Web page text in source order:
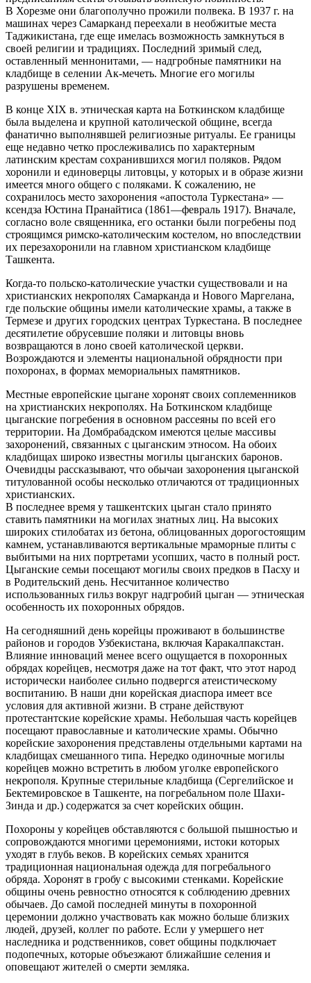
В Хорезме они благополучно прожили полвека. В 1937 г. на
машинах через Самарканд переехали в необжитые места
Таджикистана, где еще имелась возможность замкнуться в
своей религии и традициях. Последний зримый след,
оставленный меннонитами, — надгробные памятники на
кладбище в селении Ак-мечеть. Многие его могилы
разрушены временем.
В конце XIX в. этническая карта на Боткинском кладбище
была выделена и крупной католической общине, всегда
фанатично выполнявшей религиозные ритуалы. Ее границы
еще недавно четко прослеживались по характерным
латинским крестам сохранившихся могил поляков. Рядом
хоронили и единоверцы литовцы, у которых и в образе жизни
имеется много общего с поляками. К сожалению, не
сохранилось место захоронения «апостола Туркестана» —
ксендза Юстина Пранайтиса (1861—февраль 1917). Вначале,
согласно воле священника, его останки были погребены под
строящимся римско-католическим костелом, но впоследствии
их перезахоронили на главном христианском кладбище
Ташкента.
Когда-то польско-католические участки существовали и на
христианских некрополях Самарканда и Нового Маргелана,
где польские общины имели католические храмы, а также в
Термезе и других городских центрах Туркестана. В последнее
десятилетие обрусевшие поляки и литовцы вновь
возвращаются в лоно своей католической церкви.
Возрождаются и элементы национальной обрядности при
похоронах, в формах мемориальных памятников.
Местные европейские цыгане хоронят своих соплеменников
на христианских некрополях. На Боткинском кладбище
цыганские погребения в основном рассеяны по всей его
территории. На Домбрабадском имеются целые массивы
захоронений, связанных с цыганским этносом. На обоих
кладбищах широко известны могилы цыганских баронов.
Очевидцы рассказывают, что обычаи захоронения цыганской
титулованной особы несколько отличаются от традиционных
христианских.
В последнее время у ташкентских цыган стало принято
ставить памятники на могилах знатных лиц. На высоких
широких стилобатах из бетона, облицованных дорогостоящим
камнем, устанавливаются вертикальные мраморные плиты с
выбитыми на них портретами усопших, часто в полный рост.
Цыганские семьи посещают могилы своих предков в Пасху и
в Родительский день. Несчитанное количество
использованных гильз вокруг надгробий цыган — этническая
особенность их похоронных обрядов.
На сегодняшний день корейцы проживают в большинстве
районов и городов Узбекистана, включая Каракалпакстан.
Влияние инноваций менее всего ощущается в похоронных
обрядах корейцев, несмотря даже на тот факт, что этот народ
исторически наиболее сильно подвергся атеистическому
воспитанию. В наши дни корейская диаспора имеет все
условия для активной жизни. В стране действуют
протестантские корейские храмы. Небольшая часть корейцев
посещают православные и католические храмы. Обычно
корейские захоронения представлены отдельными картами на
кладбищах смешанного типа. Нередко одиночные могилы
корейцев можно встретить в любом уголке европейского
некрополя. Крупные стерильные кладбища (Сергелийское и
Бектемировское в Ташкенте, на погребальном поле Шахи-
Зинда и др.) содержатся за счет корейских общин.
Похороны у корейцев обставляются с большой пышностью и
сопровождаются многими церемониями, истоки которых
уходят в глубь веков. В корейских семьях хранится
традиционная национальная одежда для погребального
обряда. Хоронят в гробу с высокими стенками. Корейские
общины очень ревностно относятся к соблюдению древних
обычаев. До самой последней минуты в похоронной
церемонии должно участвовать как можно больше близких
людей, друзей, коллег по работе. Если у умершего нет
наследника и родственников, совет общины подключает
подопечных, которые объезжают ближайшие селения и
оповещают жителей о смерти земляка.